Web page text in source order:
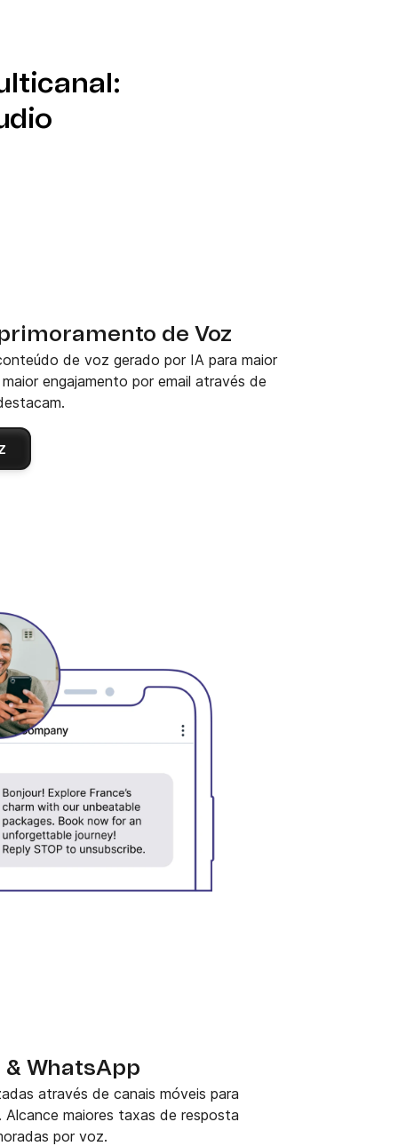
de Voz
de voz gerado por IA para maior
engajamento por email através de
& WhatsApp
através de canais móveis para
maiores taxas de resposta
por voz.